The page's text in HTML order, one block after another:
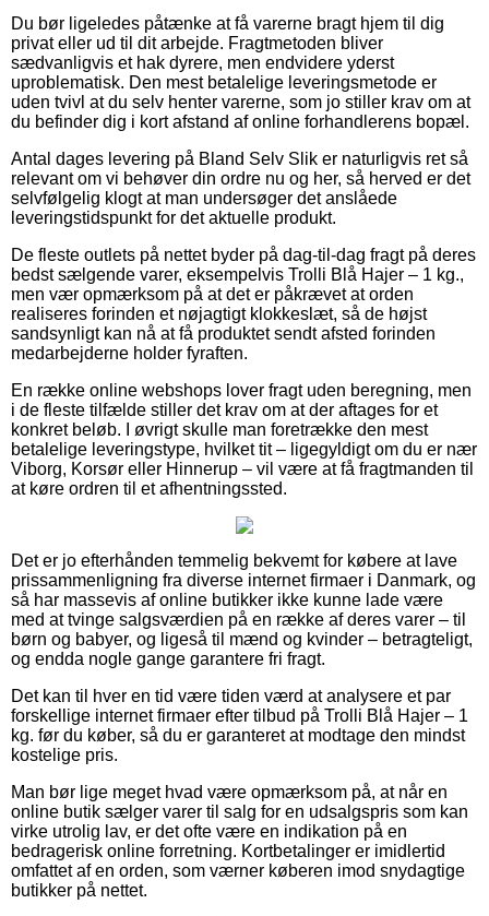
Du bør ligeledes påtænke at få varerne bragt hjem til dig
privat eller ud til dit arbejde. Fragtmetoden bliver
sædvanligvis et hak dyrere, men endvidere yderst
uproblematisk. Den mest betalelige leveringsmetode er
uden tvivl at du selv henter varerne, som jo stiller krav om at
du befinder dig i kort afstand af online forhandlerens bopæl.
Antal dages levering på Bland Selv Slik er naturligvis ret så
relevant om vi behøver din ordre nu og her, så herved er det
selvfølgelig klogt at man undersøger det anslåede
leveringstidspunkt for det aktuelle produkt.
De fleste outlets på nettet byder på dag-til-dag fragt på deres
bedst sælgende varer, eksempelvis Trolli Blå Hajer – 1 kg.,
men vær opmærksom på at det er påkrævet at orden
realiseres forinden et nøjagtigt klokkeslæt, så de højst
sandsynligt kan nå at få produktet sendt afsted forinden
medarbejderne holder fyraften.
En række online webshops lover fragt uden beregning, men
i de fleste tilfælde stiller det krav om at der aftages for et
konkret beløb. I øvrigt skulle man foretrække den mest
betalelige leveringstype, hvilket tit – ligegyldigt om du er nær
Viborg, Korsør eller Hinnerup – vil være at få fragtmanden til
at køre ordren til et afhentningssted.
Det er jo efterhånden temmelig bekvemt for købere at lave
prissammenligning fra diverse internet firmaer i Danmark, og
så har massevis af online butikker ikke kunne lade være
med at tvinge salgsværdien på en række af deres varer – til
børn og babyer, og ligeså til mænd og kvinder – betragteligt,
og endda nogle gange garantere fri fragt.
Det kan til hver en tid være tiden værd at analysere et par
forskellige internet firmaer efter tilbud på Trolli Blå Hajer – 1
kg. før du køber, så du er garanteret at modtage den mindst
kostelige pris.
Man bør lige meget hvad være opmærksom på, at når en
online butik sælger varer til salg for en udsalgspris som kan
virke utrolig lav, er det ofte være en indikation på en
bedragerisk online forretning. Kortbetalinger er imidlertid
omfattet af en orden, som værner køberen imod snydagtige
butikker på nettet.